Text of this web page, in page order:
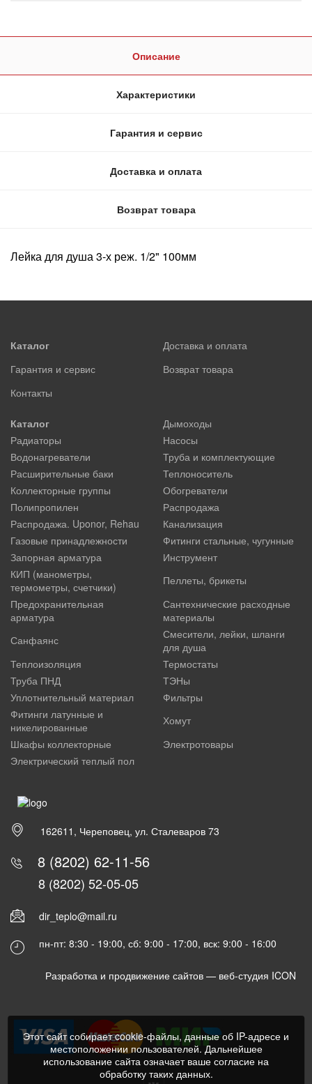
Описание
Характеристики
Гарантия и сервис
Доставка и оплата
Возврат товара
Лейка для душа 3-х реж. 1/2" 100мм
Каталог
Доставка и оплата
Гарантия и сервис
Возврат товара
Контакты
Каталог
Дымоходы
Радиаторы
Насосы
Водонагреватели
Труба и комплектующие
Расширительные баки
Теплоноситель
Коллекторные группы
Обогреватели
Полипропилен
Распродажа
Распродажа. Uponor, Rehau
Канализация
Газовые принадлежности
Фитинги стальные, чугунные
Запорная арматура
Инструмент
КИП (манометры,
термометры, счетчики)
Пеллеты, брикеты
Предохранительная
арматура
Сантехнические расходные
материалы
Санфаянс
Смесители, лейки, шланги
для душа
Теплоизоляция
Термостаты
Труба ПНД
ТЭНы
Уплотнительный материал
Фильтры
Фитинги латунные и
никелированные
Хомут
Шкафы коллекторные
Электротовары
Электрический теплый пол
162611, Череповец, ул. Сталеваров 73
8 (8202) 62-11-56
8 (8202) 52-05-05
dir_teplo@mail.ru
пн-пт: 8:30 - 19:00, сб: 9:00 - 17:00, вск: 9:00 - 16:00
Разработка и продвижение сайтов — веб-студия ICON
Этот сайт собирает cookie-файлы, данные об IP-адресе и
местоположении пользователей. Дальнейшее
использование сайта означает ваше согласие на
обработку таких данных.